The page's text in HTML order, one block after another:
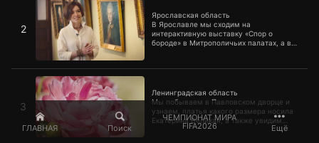
ГЛАВНАЯ Поиск
ЧЕМПИОНАТ МИРА
FIFA2026
Ещё
2
Ярославская область
В Ярославле мы сходим на
интерактивную выставку «Спор о
бороде» в Митрополичьих палатах, а в
века и выясним, за что угличский
лет.
3
Ленинградская область
Мы побываем в Павловском дворце и
узнаем, платья какого размера носила
Екатерина Великая, а также увидим
царскую кровать, на которой никто не
Ленинградская область